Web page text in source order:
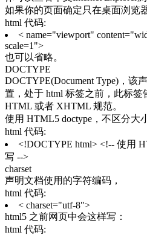
如果你的页面确定只在桌面浏览
html 代码:
< name="viewport"
scale=1">
也可以省略。
DOCTYPE
DOCTYPE(Document Type)，该
置，处于 html 标签之前，此标
HTML 或者 XHTML 规范。
使用 HTML5 doctype，不区分大
html 代码:
<!DOCTYPE html> <!-- 使用
写 -->
charset
声明文档使用的字符编码，
html 代码:
< charset="utf-8">
html5 之前网页中会这样写：
html 代码: